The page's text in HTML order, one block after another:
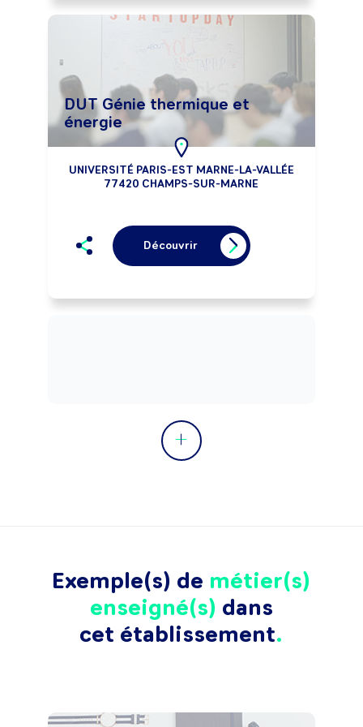
DUT Génie thermique et
énergie
UNIVERSITÉ PARIS-EST MARNE-LA-VALLÉE
77420 CHAMPS-SUR-MARNE
Découvrir
Exemple(s) de métier(s)
enseigné(s) dans
cet établissement